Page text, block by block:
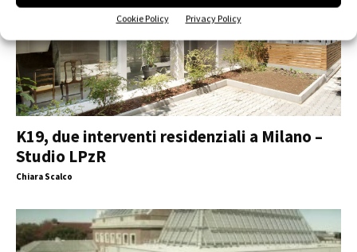
Cookie Policy Privacy Policy
K19, due interventi residenziali a Milano –
Studio LPzR
Chiara Scalco